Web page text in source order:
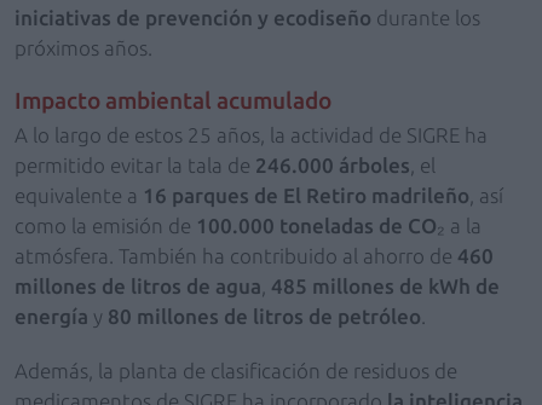
iniciativas de prevención y ecodiseño durante los
próximos años.
Impacto ambiental acumulado
A lo largo de estos 25 años, la actividad de SIGRE ha
permitido evitar la tala de 246.000 árboles , el
equivalente a 16 parques de El Retiro madrileño , así
como la emisión de 100.000 toneladas de CO₂ a la
atmósfera. También ha contribuido al ahorro de 460
millones de litros de agua 485 millones de kWh de
energía y 80 millones de litros de petróleo
Además, la planta de clasificación de residuos de